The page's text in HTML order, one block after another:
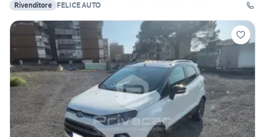
Rivenditore FELICE AUTO